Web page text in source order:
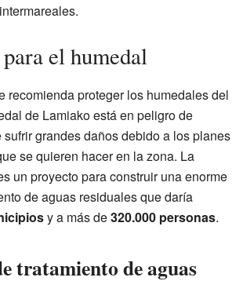
el humedal
recomienda proteger los humedales del
de Lamiako está en peligro de
grandes daños debido a los planes
se quieren hacer en la zona. La
un proyecto para construir una enorme
de aguas residuales que daría
y a más de320.000 personas.
tratamiento de aguas